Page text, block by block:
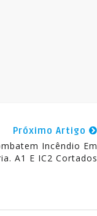
Próximo Artigo
Incêndio Em
A1 E IC2 Cortados